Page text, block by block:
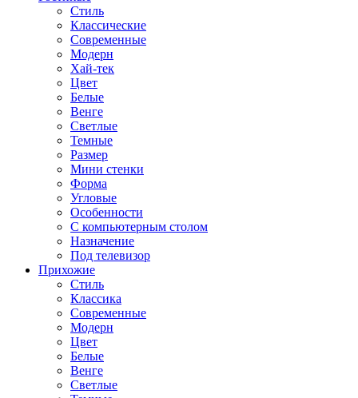
Стиль
Классические
Современные
Модерн
Хай-тек
Цвет
Белые
Венге
Светлые
Темные
Размер
Мини стенки
Форма
Угловые
Особенности
С компьютерным столом
Назначение
Под телевизор
Прихожие
Стиль
Классика
Современные
Модерн
Цвет
Белые
Венге
Светлые